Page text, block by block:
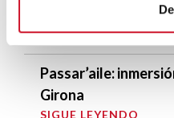
Revolucionar la
SIGUE LEYENDO
Passar’aile:
Girona
SIGUE LEYENDO